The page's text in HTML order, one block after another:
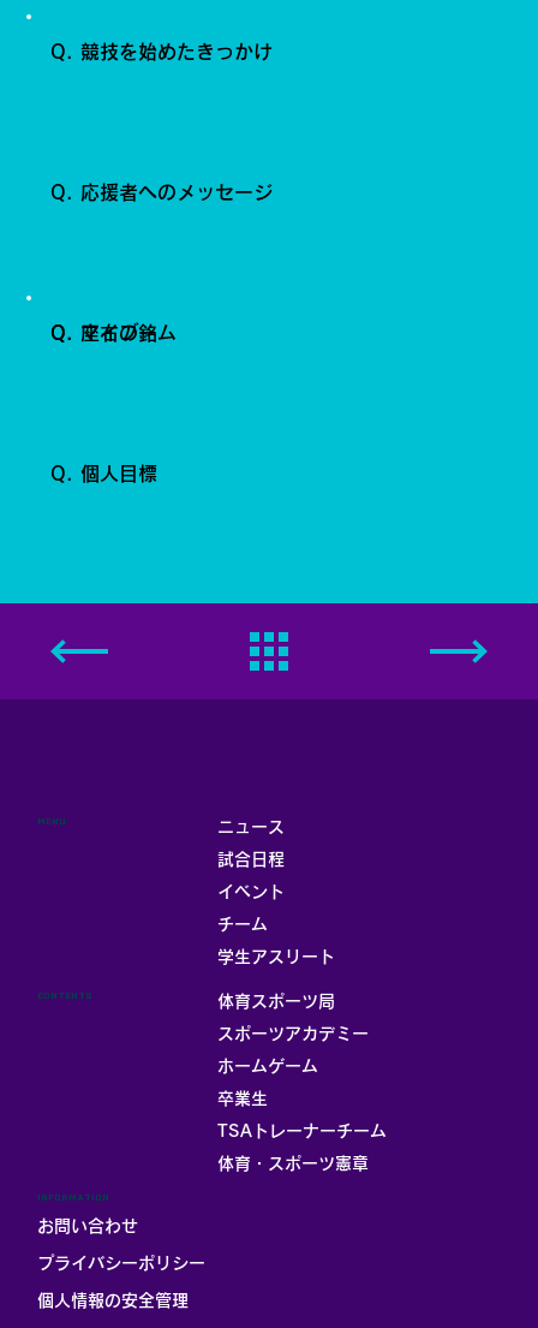
Q. 競技を始めたきっかけ
Q. 座右の銘
Q. マイブーム
Q. 個人目標
Q. 応援者へのメッセージ
ニュース
試合日程
イベント
チーム
学生アスリート
MENU
体育スポーツ局
スポーツアカデミー
ホームゲーム
卒業生
TSAトレーナーチーム
体育・スポーツ憲章
CONTENTS
INFORMATION
お問い合わせ
プライバシーポリシー
個人情報の安全管理